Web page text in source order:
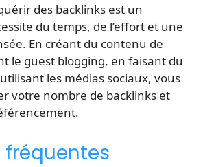
des backlinks est un
du temps, de l’effort et une
En créant du contenu de
le guest blogging, en faisant du
les médias sociaux, vous
votre nombre de backlinks et
fréquentes